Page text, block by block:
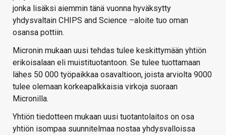
jonka lisäksi aiemmin tänä vuonna hyväksytty
yhdysvaltain CHIPS and Science –aloite tuo oman
osansa pottiin.
Micronin mukaan uusi tehdas tulee keskittymään yhtiön
erikoisalaan eli muistituotantoon. Se tulee tuottamaan
lähes 50 000 työpaikkaa osavaltioon, joista arviolta 9000
tulee olemaan korkeapalkkaisia virkoja suoraan
Micronilla.
Yhtiön tiedotteen mukaan uusi tuotantolaitos on osa
yhtiön isompaa suunnitelmaa nostaa yhdysvalloissa